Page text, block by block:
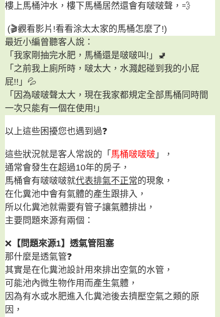
樓上馬桶沖水，樓下馬桶居然還會有啵啵聲，💨
(🎬觀看影片 !看看涂太太家的馬桶怎麼了!)
最近小編曾聽客人說：
「我家剛抽完水肥，馬桶還是啵啵叫!」🚽
「之前我上廁所時，啵太大，水濺起碰到我的小屁
屁!!」💦
「因為啵啵聲太大，現在我家都規定全部馬桶同時間
一次只能有一個在使用!」
以上這些困擾您也遇到過❓
這些狀況就是客人常說的「 馬桶啵啵啵 」，
通常會發生在超過10年的房子，
馬桶會有啵啵啵就代表排氣不正常的現象，
在化糞池中會有氣體的產生跟排入，
所以化糞池就需要有管子讓氣體排出，
主要問題來源有兩個：
❌ 【問題來源1】透氣管阻塞
那什麼是透氣管❓
其實是在化糞池設計用來排出空氣的水管，
可能池內微生物作用而產生氣體，
因為有水或水肥進入化糞池後去擠壓空氣之類的原
因，